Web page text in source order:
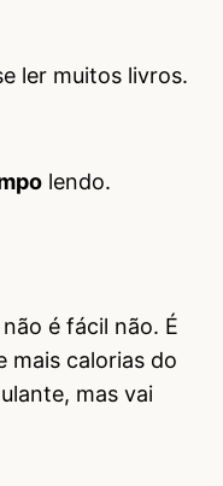
ler muitos livros.
lendo.
é fácil não. É
mais calorias do
mas vai